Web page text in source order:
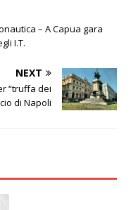
– A Capua gara
I.T.
NEXT
“truffa dei
di Napoli